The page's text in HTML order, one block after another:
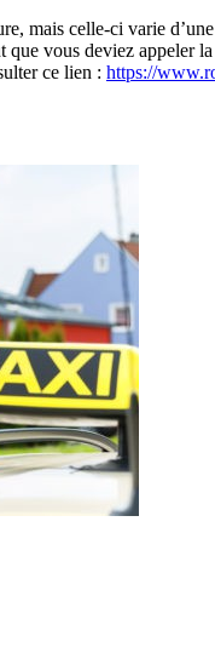
mais celle-ci varie
vous deviez appeler
ce lien : https://